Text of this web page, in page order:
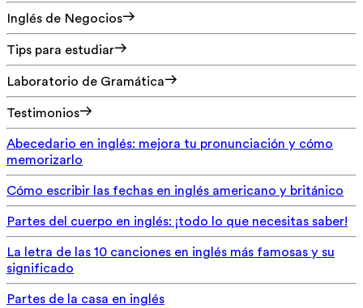
Inglés de Negocios
Tips para estudiar
Laboratorio de Gramática
Testimonios
Abecedario en inglés: mejora tu pronunciación y cómo
memorizarlo
Cómo escribir las fechas en inglés americano y británico
Partes del cuerpo en inglés: ¡todo lo que necesitas saber!
La letra de las 10 canciones en inglés más famosas y su
significado
Partes de la casa en inglés